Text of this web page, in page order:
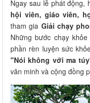
Ngay sau lễ phát động,
hội viên, giáo viên,
tham gia Giải chạy
Những bước chạy
phần rèn luyện sức
"Nói không với ma
văn minh và cộng đồng